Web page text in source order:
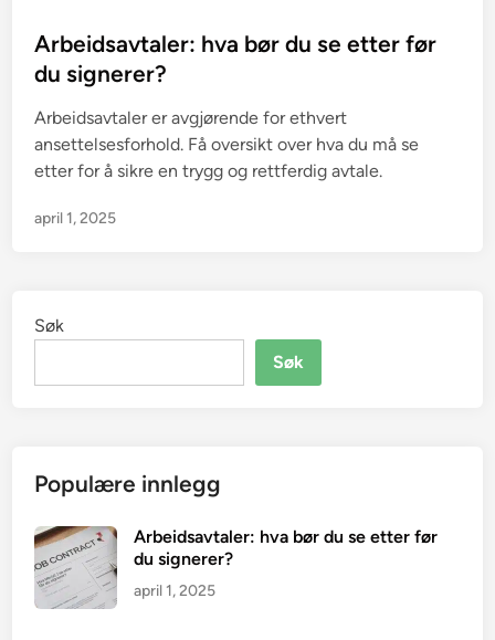
t
e
i
n
Arbeidsavtaler: hva bør du se etter før
du signerer?
Arbeidsavtaler er avgjørende for ethvert
ansettelsesforhold. Få oversikt over hva du må se
etter for å sikre en trygg og rettferdig avtale.
april 1, 2025
Søk
Søk
Populære innlegg
Arbeidsavtaler: hva bør du se etter før
du signerer?
april 1, 2025